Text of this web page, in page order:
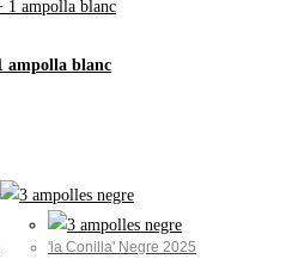
ampolla blanc
'la Conilla' Negre 2025